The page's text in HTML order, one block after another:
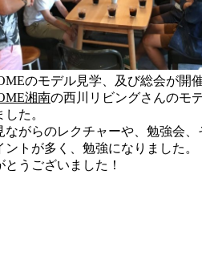
のモデル見学、及び総会が開
湘南の西川リビングさんのモ
た。
ながらのレクチャーや、勉強会
ントが多く、勉強になりました。
とうございました！